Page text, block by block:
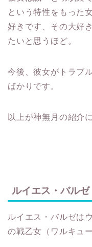
という特性をもった
好きです、その大好
たいと思うほど。
今後、彼女がトラブ
ばかりです。
以上が神無月の紹介
ルイエス・バルゼ
ルイエス・バルゼは
の戦乙女（ワルキュ